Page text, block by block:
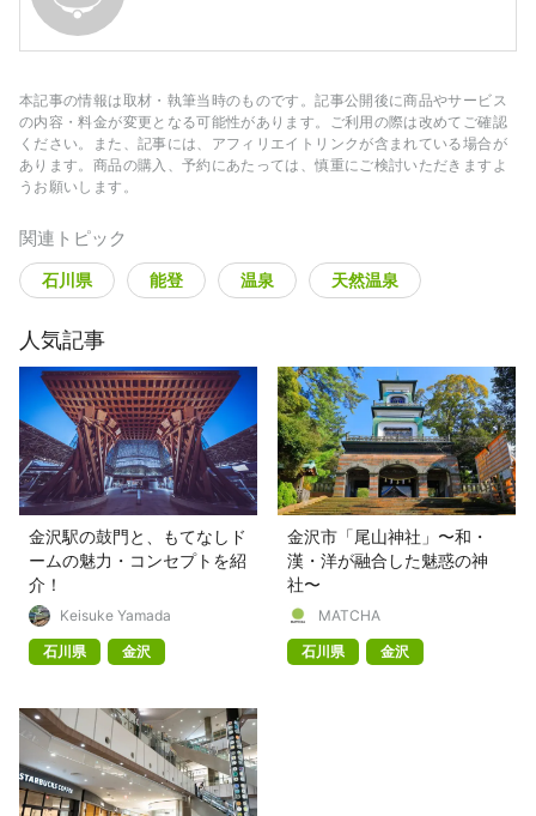
本記事の情報は取材・執筆当時のものです。記事公開後に商品やサービス
の内容・料金が変更となる可能性があります。ご利用の際は改めてご確認
ください。また、記事には、アフィリエイトリンクが含まれている場合が
あります。商品の購入、予約にあたっては、慎重にご検討いただきますよ
うお願いします。
関連トピック
石川県 能登 温泉 天然温泉
人気記事
金沢駅の鼓門と、もてなしド
ームの魅力・コンセプトを紹
介！
Keisuke Yamada
石川県
金沢
金沢市「尾山神社」〜和・
漢・洋が融合した魅惑の神
社〜
MATCHA
石川県
金沢